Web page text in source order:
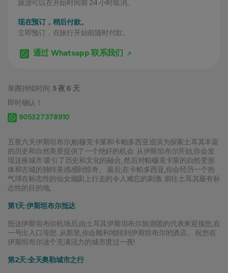
五夜六天伊斯坦布尔,帕穆克卡莱和卡帕多西亚巡演为探索土耳其丰富
的历史和自然美景提供了一个绝好的机会. 从伊斯坦布尔开始,你会发
现这座城市 吸引了历史和文化的融合, 然后对帕穆克卡莱的自然变形
体和古城的独特美感感到惊奇。 最后,在卡帕多西亚,你会经历一个热
气球在标志性的仙女烟囱上行走的令人难忘的刺激. 前往土耳其最有标
志性的目的地,
第1天:伊斯坦布尔抵达
抵达伊斯坦布尔机场后,由土耳其伊斯坦布尔旅游团的代表来迎接您,在
一号出入口等您. 从那里,你会顺利地转到伊斯坦布尔的酒店。 祝您在
伊斯坦布尔这个充满活力的城市度过一夜!
第2天:全天奥勒城市之行
旅游可以在开始时间前 24 小时取消。
现在预订，稍后付款。
立即预订，在旅行开始前随时付款。
通过 Whatsapp 联系我们
单圈持续时间: 5 夜 6 天
即时确认！
905327378910